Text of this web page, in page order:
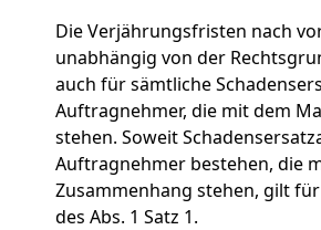
Die Verjährungsfristen nach
unabhängig von der
auch für sämtliche
Auftragnehmer, die mit dem
stehen. Soweit
Auftragnehmer bestehen, die
Zusammenhang stehen, gilt
des Abs. 1 Satz 1.